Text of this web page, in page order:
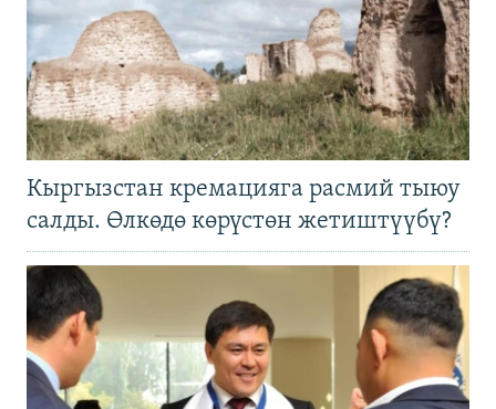
Кыргызстан кремацияга расмий тыюу
салды. Өлкөдө көрүстөн жетиштүүбү?